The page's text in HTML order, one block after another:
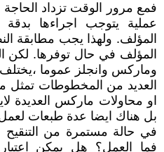
فمع مرور الوقت تزداد
عملية يتوجب اجراءها بدقة
المؤلف. ولهذا يجب مطابقة
المؤلف في حال توفرها. لكن
وماركس وانجلز عموما ،يختلف
العديد من المخطوطات تمثل
او محاولات ماركس العديدة
بل هناك ايضا عدة طبعات لعمل
في حالة مستمرة من
فما العمل؟ هل يمكن